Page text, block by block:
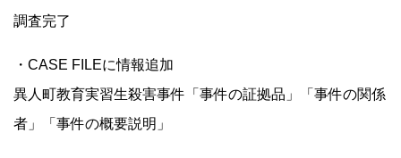
調査完了
・CASE FILEに情報追加
異人町教育実習生殺害事件「事件の証拠品」「事件の関係
者」「事件の概要説明」